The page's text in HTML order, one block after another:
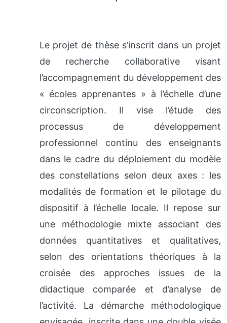
Le projet de thèse s’inscrit dans un projet
de recherche collaborative visant
l’accompagnement du développement des
« écoles apprenantes » à l’échelle d’une
circonscription. Il vise l’étude des
processus de développement
professionnel continu des enseignants
dans le cadre du déploiement du modèle
des constellations selon deux axes : les
modalités de formation et le pilotage du
dispositif à l’échelle locale. Il repose sur
une méthodologie mixte associant des
données quantitatives et qualitatives,
selon des orientations théoriques à la
croisée des approches issues de la
didactique comparée et d’analyse de
l’activité. La démarche méthodologique